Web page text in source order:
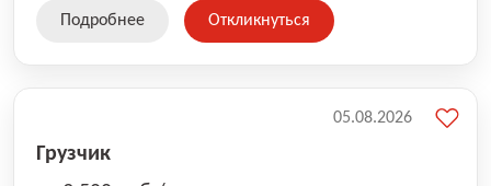
Подробнее Откликнуться
Грузчик
05.08.2026